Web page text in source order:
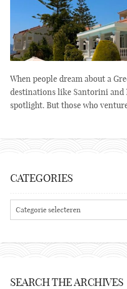
When people dream about a
destinations like Santorini and
spotlight. But those who
CATEGORIES
SEARCH THE ARCHIVES